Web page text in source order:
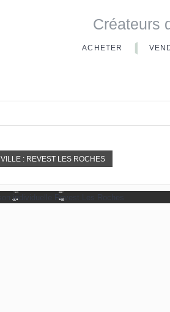
Créateurs
ACHETER
VILLE : REVEST LES ROCHES